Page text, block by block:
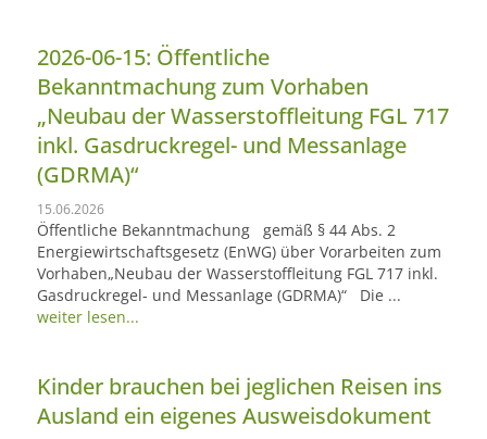
2026-06-15: Öffentliche
Bekanntmachung zum Vorhaben
„Neubau der Wasserstoffleitung FGL 717
inkl. Gasdruckregel- und Messanlage
(GDRMA)“
15.06.2026
Öffentliche Bekanntmachung gemäß § 44 Abs. 2
Energiewirtschaftsgesetz (EnWG) über Vorarbeiten zum
Vorhaben„Neubau der Wasserstoffleitung FGL 717 inkl.
Gasdruckregel- und Messanlage (GDRMA)“ Die ...
weiter lesen...
Kinder brauchen bei jeglichen Reisen ins
Ausland ein eigenes Ausweisdokument